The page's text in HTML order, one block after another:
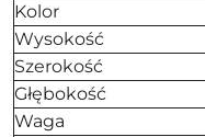
Kolor
Wysokość
Szerokość
Głębokość
Waga